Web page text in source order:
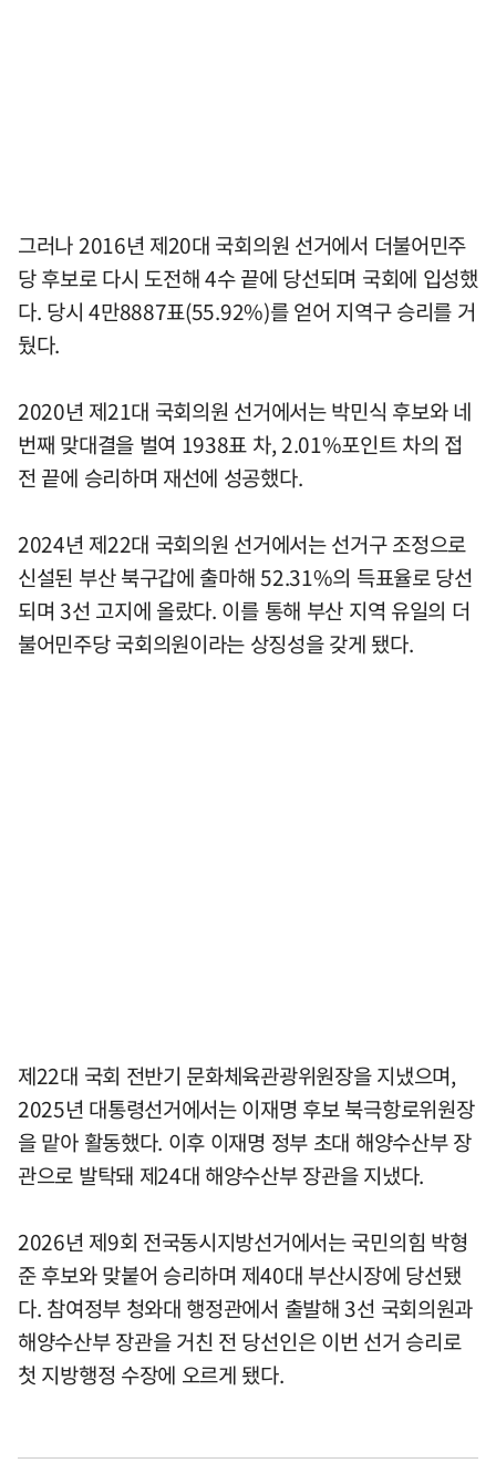
그러나 2016년 제20대 국회의원 선거에서 더불어민주
당 후보로 다시 도전해 4수 끝에 당선되며 국회에 입성했
다. 당시 4만8887표(55.92%)를 얻어 지역구 승리를 거
뒀다.
2020년 제21대 국회의원 선거에서는 박민식 후보와 네
번째 맞대결을 벌여 1938표 차, 2.01%포인트 차의 접
전 끝에 승리하며 재선에 성공했다.
2024년 제22대 국회의원 선거에서는 선거구 조정으로
신설된 부산 북구갑에 출마해 52.31%의 득표율로 당선
되며 3선 고지에 올랐다. 이를 통해 부산 지역 유일의 더
불어민주당 국회의원이라는 상징성을 갖게 됐다.
제22대 국회 전반기 문화체육관광위원장을 지냈으며,
2025년 대통령선거에서는 이재명 후보 북극항로위원장
을 맡아 활동했다. 이후 이재명 정부 초대 해양수산부 장
관으로 발탁돼 제24대 해양수산부 장관을 지냈다.
2026년 제9회 전국동시지방선거에서는 국민의힘 박형
준 후보와 맞붙어 승리하며 제40대 부산시장에 당선됐
다. 참여정부 청와대 행정관에서 출발해 3선 국회의원과
해양수산부 장관을 거친 전 당선인은 이번 선거 승리로
첫 지방행정 수장에 오르게 됐다.